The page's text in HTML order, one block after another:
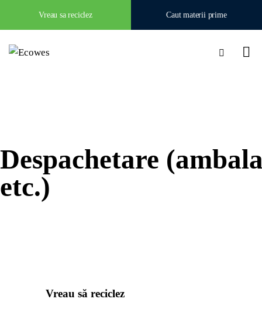
Vreau sa reciclez Caut materii prime
Despachetare
etc.)
Vreau să reciclez